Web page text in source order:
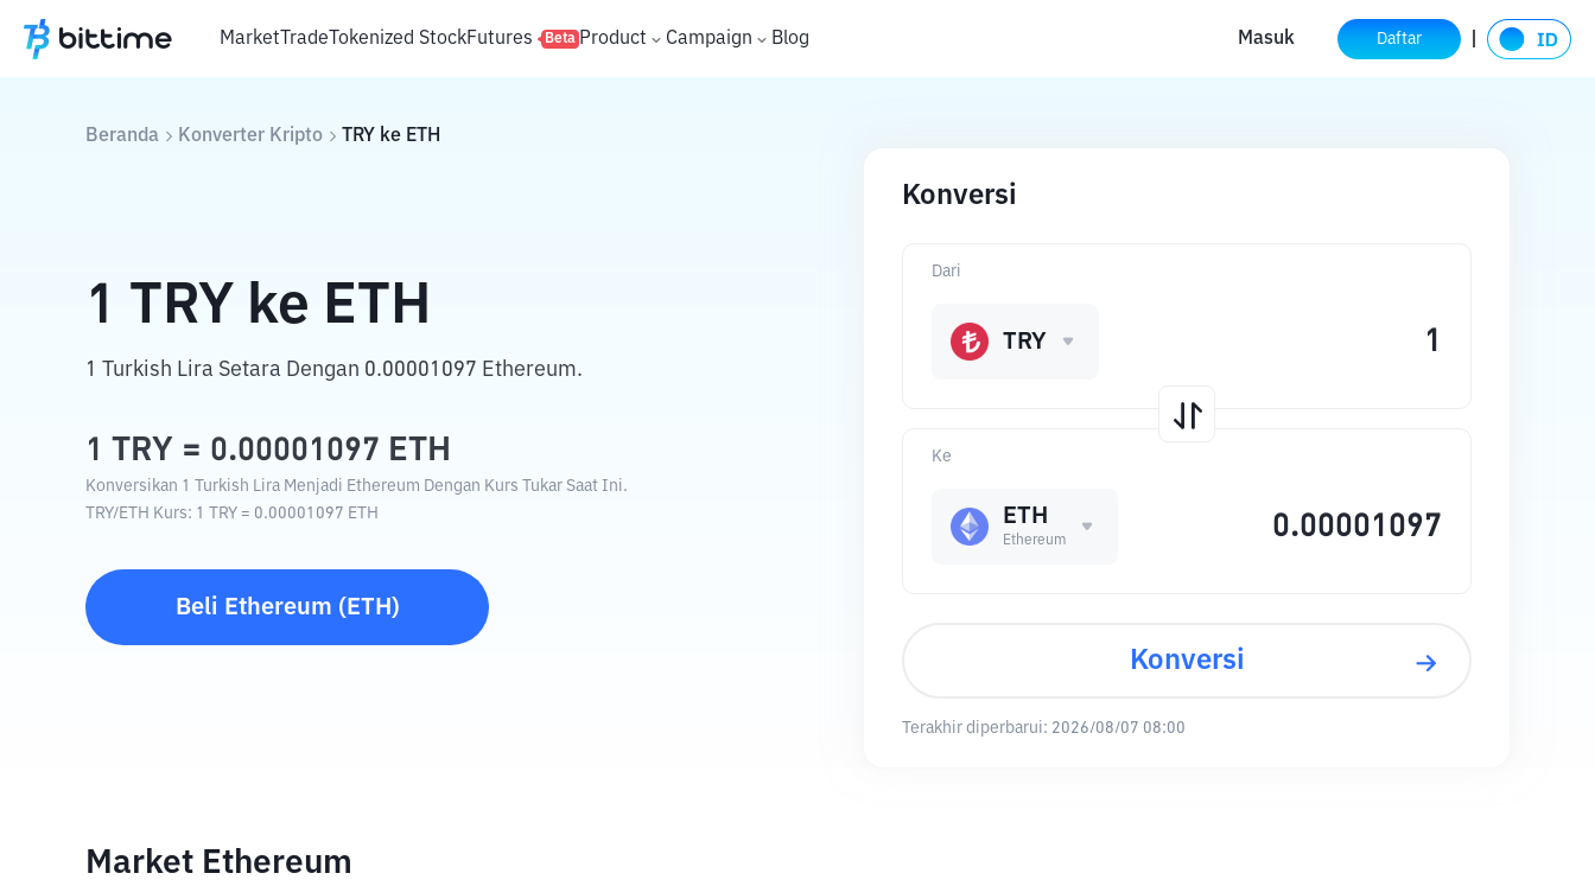
MarketTradeTokenized StockFutures Beta Product Campaign Blog Masuk Daftar
Beranda Konverter Kripto TRY ke ETH
1 TRY ke ETH
1 Turkish Lira Setara Dengan 0.00001097 Ethereum.
1 TRY = 0.00001097 ETH
Konversikan 1 Turkish Lira Menjadi Ethereum Dengan Kurs Tukar Saat Ini.
TRY/ETH Kurs: 1 TRY = 0.00001097 ETH
Beli Ethereum ( ETH )
Konversi
Ke
ETH
Ethereum
Dari
TRY
Konversi
Terakhir diperbarui: 2026/08/07 08:00
Market Ethereum